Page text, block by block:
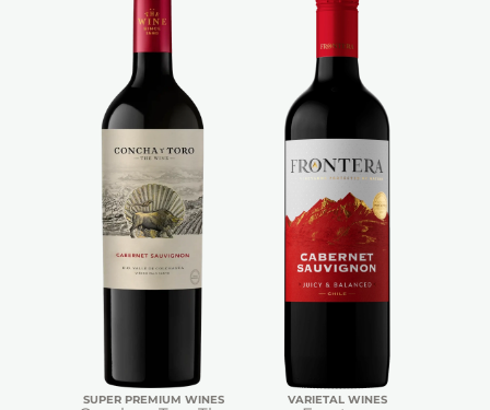
SUPER PREMIUM WINES VARIETAL WINES